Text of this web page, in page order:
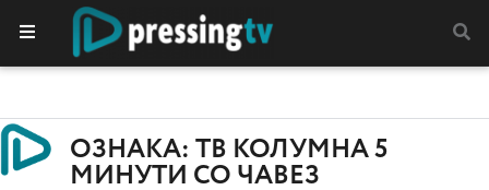
ОЗНАКА: ТВ КОЛУМНА 5
МИНУТИ СО ЧАВЕЗ